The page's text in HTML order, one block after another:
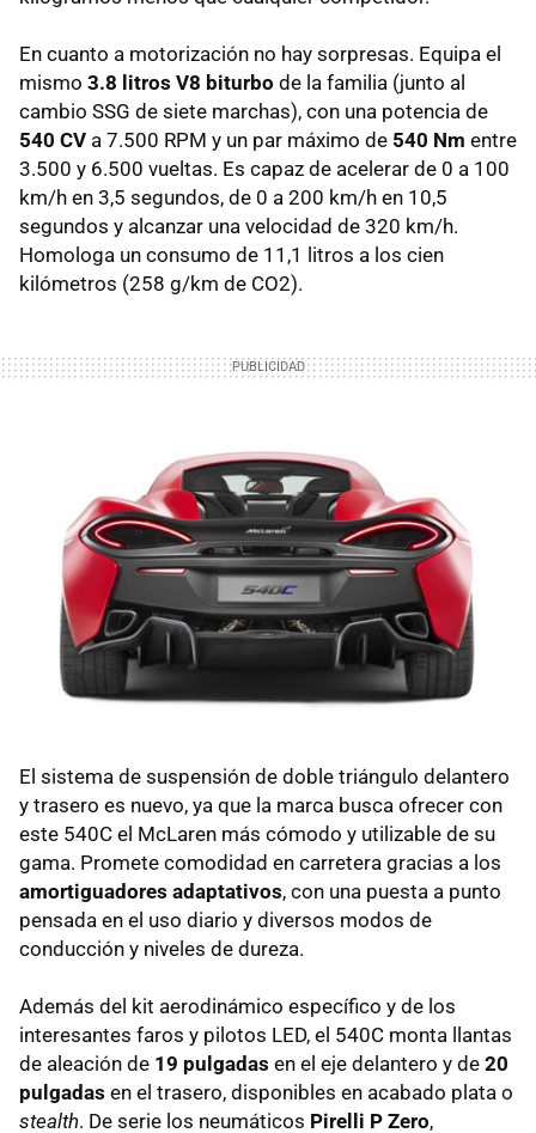
En cuanto a motorización no hay sorpresas. Equipa el
mismo 3.8 litros V8 biturbo de la familia (junto al
cambio SSG de siete marchas), con una potencia de
540 CV a 7.500 RPM y un par máximo de 540 Nm entre
3.500 y 6.500 vueltas. Es capaz de acelerar de 0 a 100
km/h en 3,5 segundos, de 0 a 200 km/h en 10,5
segundos y alcanzar una velocidad de 320 km/h.
Homologa un consumo de 11,1 litros a los cien
kilómetros (258 g/km de CO2).
El sistema de suspensión de doble triángulo delantero
y trasero es nuevo, ya que la marca busca ofrecer con
este 540C el McLaren más cómodo y utilizable de su
gama. Promete comodidad en carretera gracias a los
amortiguadores adaptativos, con una puesta a punto
pensada en el uso diario y diversos modos de
conducción y niveles de dureza.
Además del kit aerodinámico específico y de los
interesantes faros y pilotos LED, el 540C monta llantas
de aleación de 19 pulgadas en el eje delantero y de 20
pulgadas en el trasero, disponibles en acabado plata o
stealth. De serie los neumáticos Pirelli P Zero,